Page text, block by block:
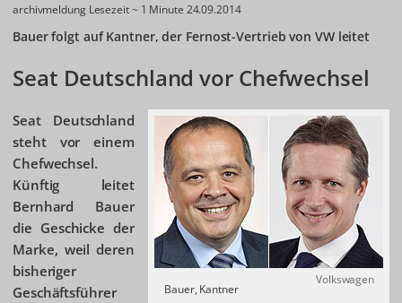
archivmeldung Lesezeit ~ 1 Minute 24.09.2014
Bauer folgt auf Kantner, der Fernost-Vertrieb von VW leitet
Seat Deutschland vor Chefwechsel
Volkswagen
Bauer, Kantner
Seat Deutschland
steht vor einem
Chefwechsel.
Künftig leitet
Bernhard Bauer
die Geschicke der
Marke, weil deren
bisheriger
Geschäftsführer